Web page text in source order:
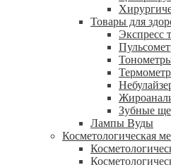
Товары для
Экспресс
Зубные
Лампы Вуды
Косметологическая